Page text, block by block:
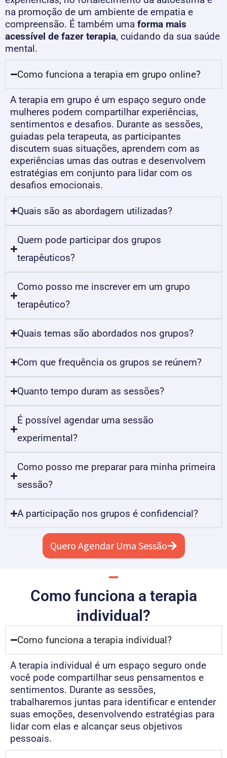
na promoção de um ambiente de empatia e
compreensão. É também uma forma mais
acessível de fazer terapia, cuidando da sua saúde
mental.
Como funciona a terapia em grupo online?
A terapia em grupo é um espaço seguro onde
mulheres podem compartilhar experiências,
sentimentos e desafios. Durante as sessões,
guiadas pela terapeuta, as participantes
discutem suas situações, aprendem com as
experiências umas das outras e desenvolvem
estratégias em conjunto para lidar com os
desafios emocionais.
Quais são as abordagem utilizadas?
Quem pode participar dos grupos
terapêuticos?
Como posso me inscrever em um grupo
terapêutico?
Quais temas são abordados nos grupos?
Com que frequência os grupos se reúnem?
Quanto tempo duram as sessões?
É possível agendar uma sessão
experimental?
Como posso me preparar para minha primeira
sessão?
A participação nos grupos é confidencial?
Quero Agendar Uma Sessão
Como funciona a terapia
individual?
Como funciona a terapia individual?
A terapia individual é um espaço seguro onde
você pode compartilhar seus pensamentos e
sentimentos. Durante as sessões,
trabalharemos juntas para identificar e entender
suas emoções, desenvolvendo estratégias para
lidar com elas e alcançar seus objetivos
pessoais.